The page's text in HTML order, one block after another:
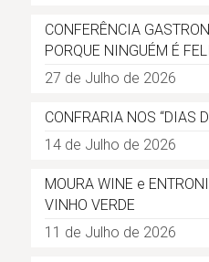
CONFERÊNCIA
PORQUE NINGUÉM É
27 de Julho de 2026
CONFRARIA NOS “DIAS
14 de Julho de 2026
MOURA WINE e
VINHO VERDE
11 de Julho de 2026